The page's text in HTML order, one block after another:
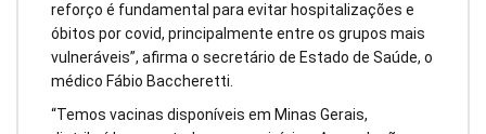
reforço é fundamental para evitar hospitalizações e
óbitos por covid, principalmente entre os grupos mais
vulneráveis”, afirma o secretário de Estado de Saúde, o
médico Fábio Baccheretti.
“Temos vacinas disponíveis em Minas Gerais,